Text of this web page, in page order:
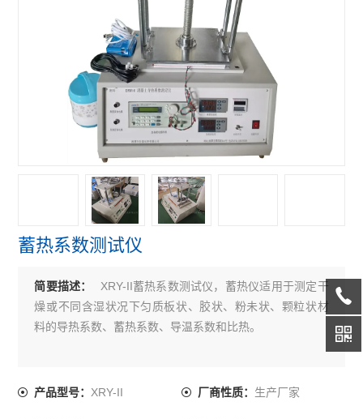
蓄热系数测试仪
简要描述：
XRY-II蓄热系数测试仪，蓄热仪适用于测定干
燥或不同含湿状况下匀质板状、胶状、粉未状、颗粒状材
料的导热系数、蓄热系数、导温系数和比热。
产品型号：XRY-II 厂商性质： 生产厂家